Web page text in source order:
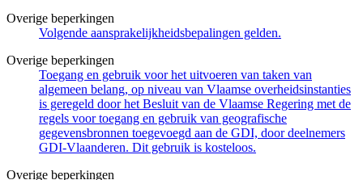
Overige beperkingen
Volgende aansprakelijkheidsbepalingen gelden.
Overige beperkingen
Toegang en gebruik voor het uitvoeren van taken van
algemeen belang, op niveau van Vlaamse overheidsinstanties
is geregeld door het Besluit van de Vlaamse Regering met de
regels voor toegang en gebruik van geografische
gegevensbronnen toegevoegd aan de GDI, door deelnemers
GDI-Vlaanderen. Dit gebruik is kosteloos.
Overige beperkingen